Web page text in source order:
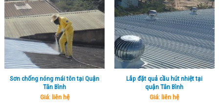
Sơn chống nóng mái tôn tại Quận
Tân Bình
Giá: liên hệ
Lắp đặt quả cầu hút nhiệt tại
quận Tân Bình
Giá: liên hệ